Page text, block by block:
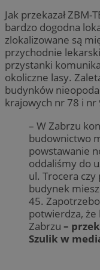
Jak przekazał
bardzo dogodna
zlokalizowane są
przychodnie
przystanki
okoliczne lasy.
budynków
krajowych nr 78 i nr
– W Zabrzu
budownictwo
powstawanie
oddaliśmy do
ul. Trocera
budynek
45.
potwierdza, że
Zabrzu –
Szulik w